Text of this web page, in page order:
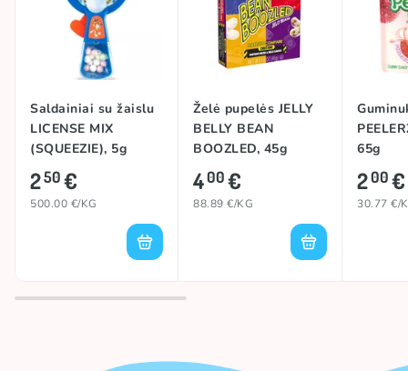
Saldainiai su žaislu
LICENSE MIX
(SQUEEZIE), 5g
250€
500.00 €/KG
Želė pupelės JELLY
BELLY BEAN
BOOZLED, 45g
400€
88.89 €/KG
65g
200€
30.77 €/